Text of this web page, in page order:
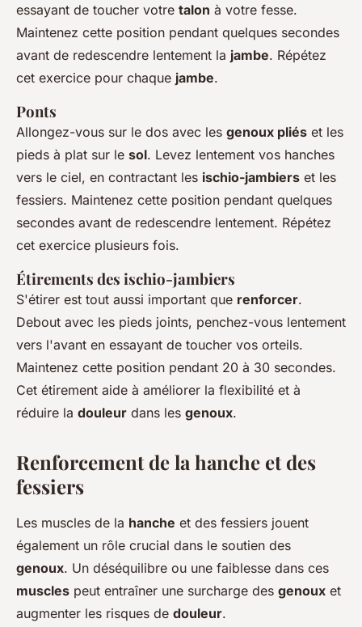
essayant de toucher votre talon à votre fesse.
Maintenez cette position pendant quelques secondes
avant de redescendre lentement la jambe. Répétez
cet exercice pour chaque jambe.
Ponts
Allongez-vous sur le dos avec les genoux pliés et les
pieds à plat sur le sol. Levez lentement vos hanches
vers le ciel, en contractant les ischio-jambiers et les
fessiers. Maintenez cette position pendant quelques
secondes avant de redescendre lentement. Répétez
cet exercice plusieurs fois.
Étirements des ischio-jambiers
S'étirer est tout aussi important que renforcer.
Debout avec les pieds joints, penchez-vous lentement
vers l'avant en essayant de toucher vos orteils.
Maintenez cette position pendant 20 à 30 secondes.
Cet étirement aide à améliorer la flexibilité et à
réduire la douleur dans les genoux.
Renforcement de la hanche et des
fessiers
Les muscles de la hanche et des fessiers jouent
également un rôle crucial dans le soutien des
genoux. Un déséquilibre ou une faiblesse dans ces
muscles peut entraîner une surcharge des genoux et
augmenter les risques de douleur.